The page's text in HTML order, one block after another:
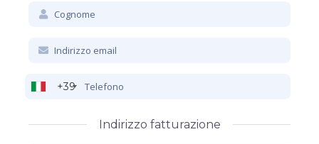
+39
Indirizzo fatturazione